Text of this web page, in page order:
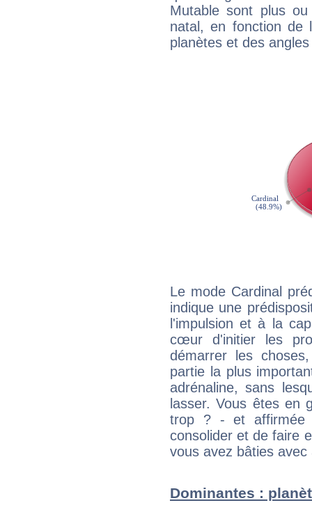
Mutable sont plus
natal, en fonction de
planètes et des
Le mode Cardinal
indique une
l'impulsion et à la
cœur d'initier les
démarrer les
partie la plus
adrénaline, sans
lasser. Vous êtes en
trop ? - et affirmée
consolider et de faire
vous avez bâties avec
Dominantes :